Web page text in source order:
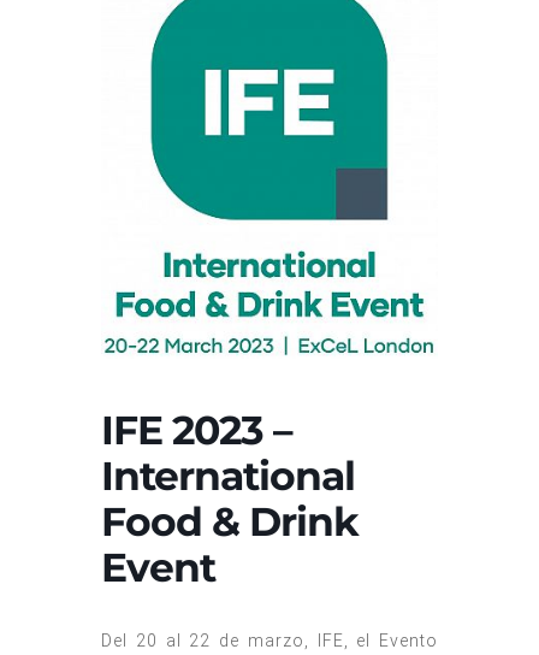
IFE 2023 –
International
Food & Drink
Event
Del 20 al 22 de marzo, IFE, el Evento